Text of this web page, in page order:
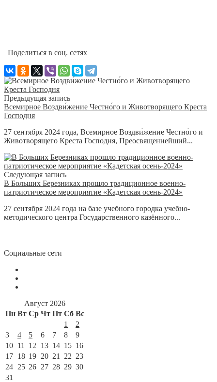
Поделиться в соц. сетях
Предыдущая запись
Всемирное Воздви́жение Честно́го и Животворящего Креста
Господня
27 сентября 2024 года, Всемирное Воздви́жение Честно́го и
Животворящего Креста Господня, Преосвященнейший...
Следующая запись
В Больших Березниках прошло традиционное военно-
патриотическое мероприятие «Кадетская осень-2024»
27 сентября 2024 года на базе учебного городка учебно-
методического центра Государственного казённого...
Социальные сети
Август 2026
Пн Вт Ср Чт Пт Сб Вс
1
2
3
4 5 6 7 8
9
10 11 12 13 14 15 16
17 18 19 20 21 22 23
24 25 26 27 28 29 30
31